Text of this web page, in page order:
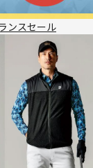
ンスセール